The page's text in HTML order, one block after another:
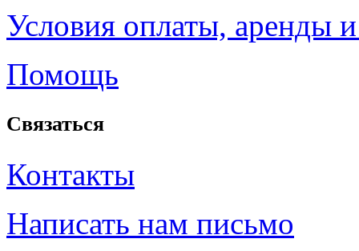
Условия оплаты, аренды
Помощь
Связаться
Контакты
Написать нам письмо